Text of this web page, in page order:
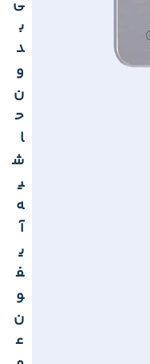
ب
د
و
ن
ح
ا
ش
ی
ه
آ
ی
ف
و
ن
ع